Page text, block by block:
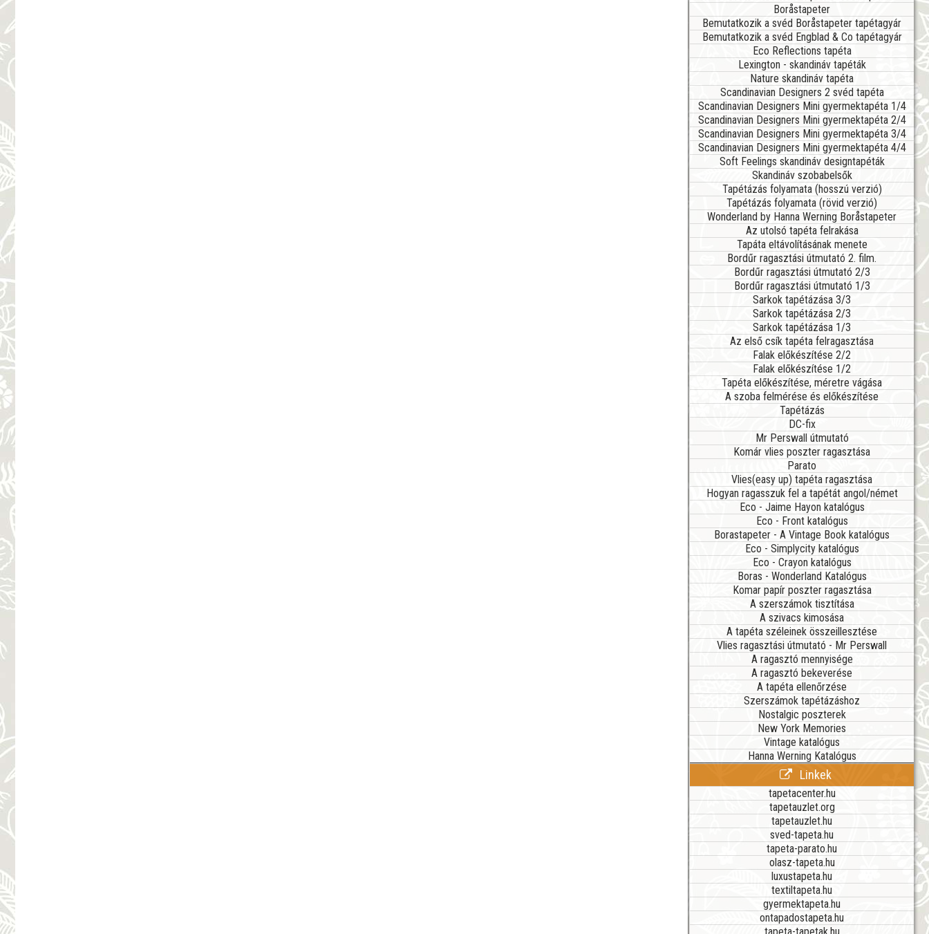
Boråstapeter
Bemutatkozik a svéd Boråstapeter tapétagyár
Bemutatkozik a svéd Engblad & Co tapétagyár
Eco Reflections tapéta
Lexington - skandináv tapéták
Nature skandináv tapéta
Scandinavian Designers 2 svéd tapéta
Scandinavian Designers Mini gyermektapéta 1/4
Scandinavian Designers Mini gyermektapéta 2/4
Scandinavian Designers Mini gyermektapéta 3/4
Scandinavian Designers Mini gyermektapéta 4/4
Soft Feelings skandináv designtapéták
Skandináv szobabelsők
Tapétázás folyamata (hosszú verzió)
Tapétázás folyamata (rövid verzió)
Wonderland by Hanna Werning Boråstapeter
Az utolsó tapéta felrakása
Tapáta eltávolításának menete
Bordűr ragasztási útmutató 2. film.
Bordűr ragasztási útmutató 2/3
Bordűr ragasztási útmutató 1/3
Sarkok tapétázása 3/3
Sarkok tapétázása 2/3
Sarkok tapétázása 1/3
Az első csík tapéta felragasztása
Falak előkészítése 2/2
Falak előkészítése 1/2
Tapéta előkészítése, méretre vágása
A szoba felmérése és előkészítése
Tapétázás
DC-fix
Mr Perswall útmutató
Komár vlies poszter ragasztása
Parato
Vlies(easy up) tapéta ragasztása
Hogyan ragasszuk fel a tapétát angol/német
Eco - Jaime Hayon katalógus
Eco - Front katalógus
Borastapeter - A Vintage Book katalógus
Eco - Simplycity katalógus
Eco - Crayon katalógus
Boras - Wonderland Katalógus
Komar papír poszter ragasztása
A szerszámok tisztítása
A szivacs kimosása
A tapéta széleinek összeillesztése
Vlies ragasztási útmutató - Mr Perswall
A ragasztó mennyisége
A ragasztó bekeverése
A tapéta ellenőrzése
Szerszámok tapétázáshoz
Nostalgic poszterek
New York Memories
Vintage katalógus
Hanna Werning Katalógus
Linkek
tapetacenter.hu
tapetauzlet.org
tapetauzlet.hu
sved-tapeta.hu
tapeta-parato.hu
olasz-tapeta.hu
luxustapeta.hu
textiltapeta.hu
gyermektapeta.hu
ontapadostapeta.hu
tapeta-tapetak.hu